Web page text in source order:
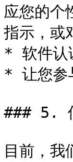
应您的个
指示，或
* 软件认
* 让您参
### 5.
目前，我